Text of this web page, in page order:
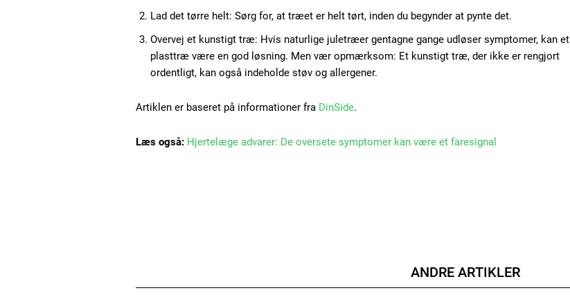
Lad det tørre helt: Sørg for, at træet er helt tørt, inden du begynder at pynte det.
Overvej et kunstigt træ: Hvis naturlige juletræer gentagne gange udløser symptomer, kan et
plasttræ være en god løsning. Men vær opmærksom: Et kunstigt træ, der ikke er rengjort
ordentligt, kan også indeholde støv og allergener.
Artiklen er baseret på informationer fra DinSide.
Læs også: Hjertelæge advarer: De oversete symptomer kan være et faresignal
ANDRE ARTIKLER